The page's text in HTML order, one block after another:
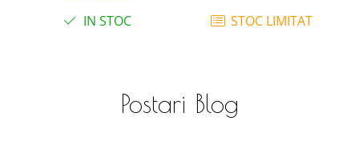
IN STOC STOC LIMITAT
Postari Blog